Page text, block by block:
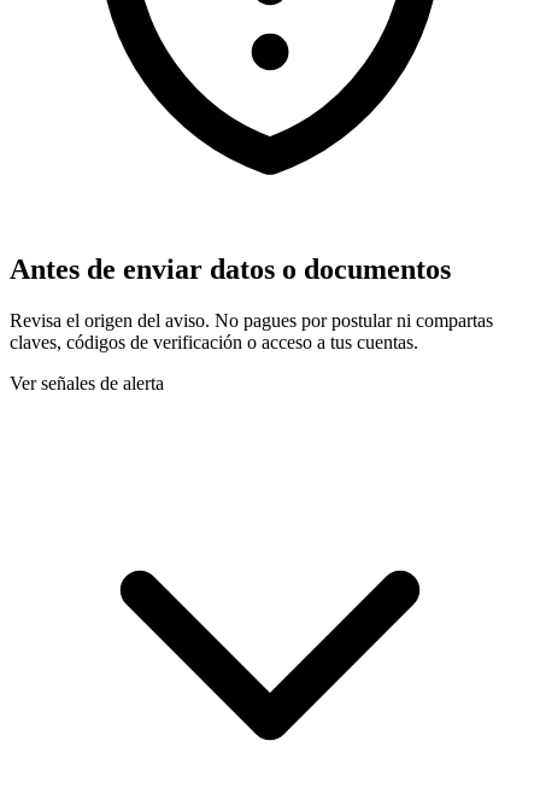
Antes de enviar datos o documentos
Revisa el origen del aviso. No pagues por postular ni compartas
claves, códigos de verificación o acceso a tus cuentas.
Ver señales de alerta